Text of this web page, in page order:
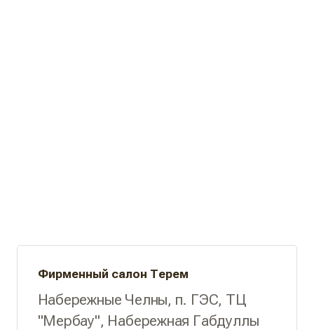
Фирменный салон Терем
Набережные Челны, п. ГЭС, ТЦ
"Мербау", Набережная Габдуллы